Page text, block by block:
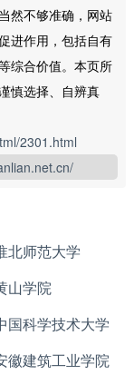
然不够准确，网站
进作用，包括自有
综合价值。本页所
慎选择、自辨真
2301.html
北师范大学
山学院
国科学技术大学
徽建筑工业学院